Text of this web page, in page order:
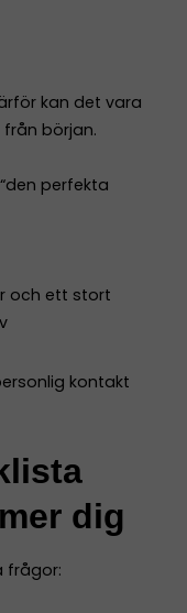
kan det vara
början.
perfekta
och ett stort
kontakt
dig
frågor: